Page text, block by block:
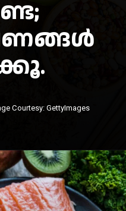
Courtesy: GettyImages